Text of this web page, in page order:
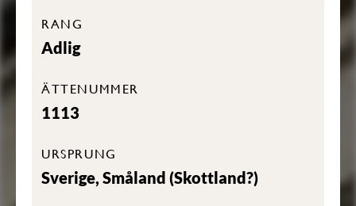
RANG
Adlig
ÄTTENUMMER
1113
URSPRUNG
Sverige, Småland (Skottland?)